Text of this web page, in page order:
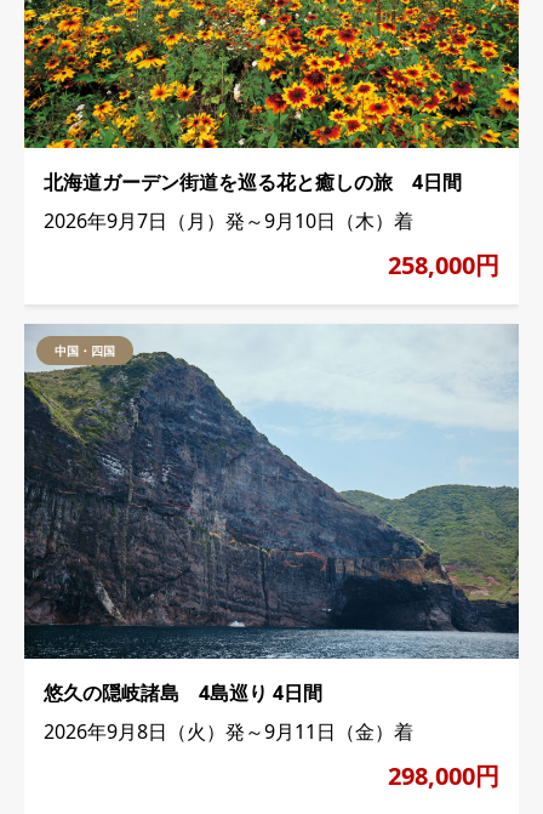
北海道ガーデン街道を巡る花と癒しの旅 4日間
2026年9月7日（月）発～9月10日（木）着
258,000円
中国・四国
悠久の隠岐諸島 4島巡り 4日間
2026年9月8日（火）発～9月11日（金）着
298,000円